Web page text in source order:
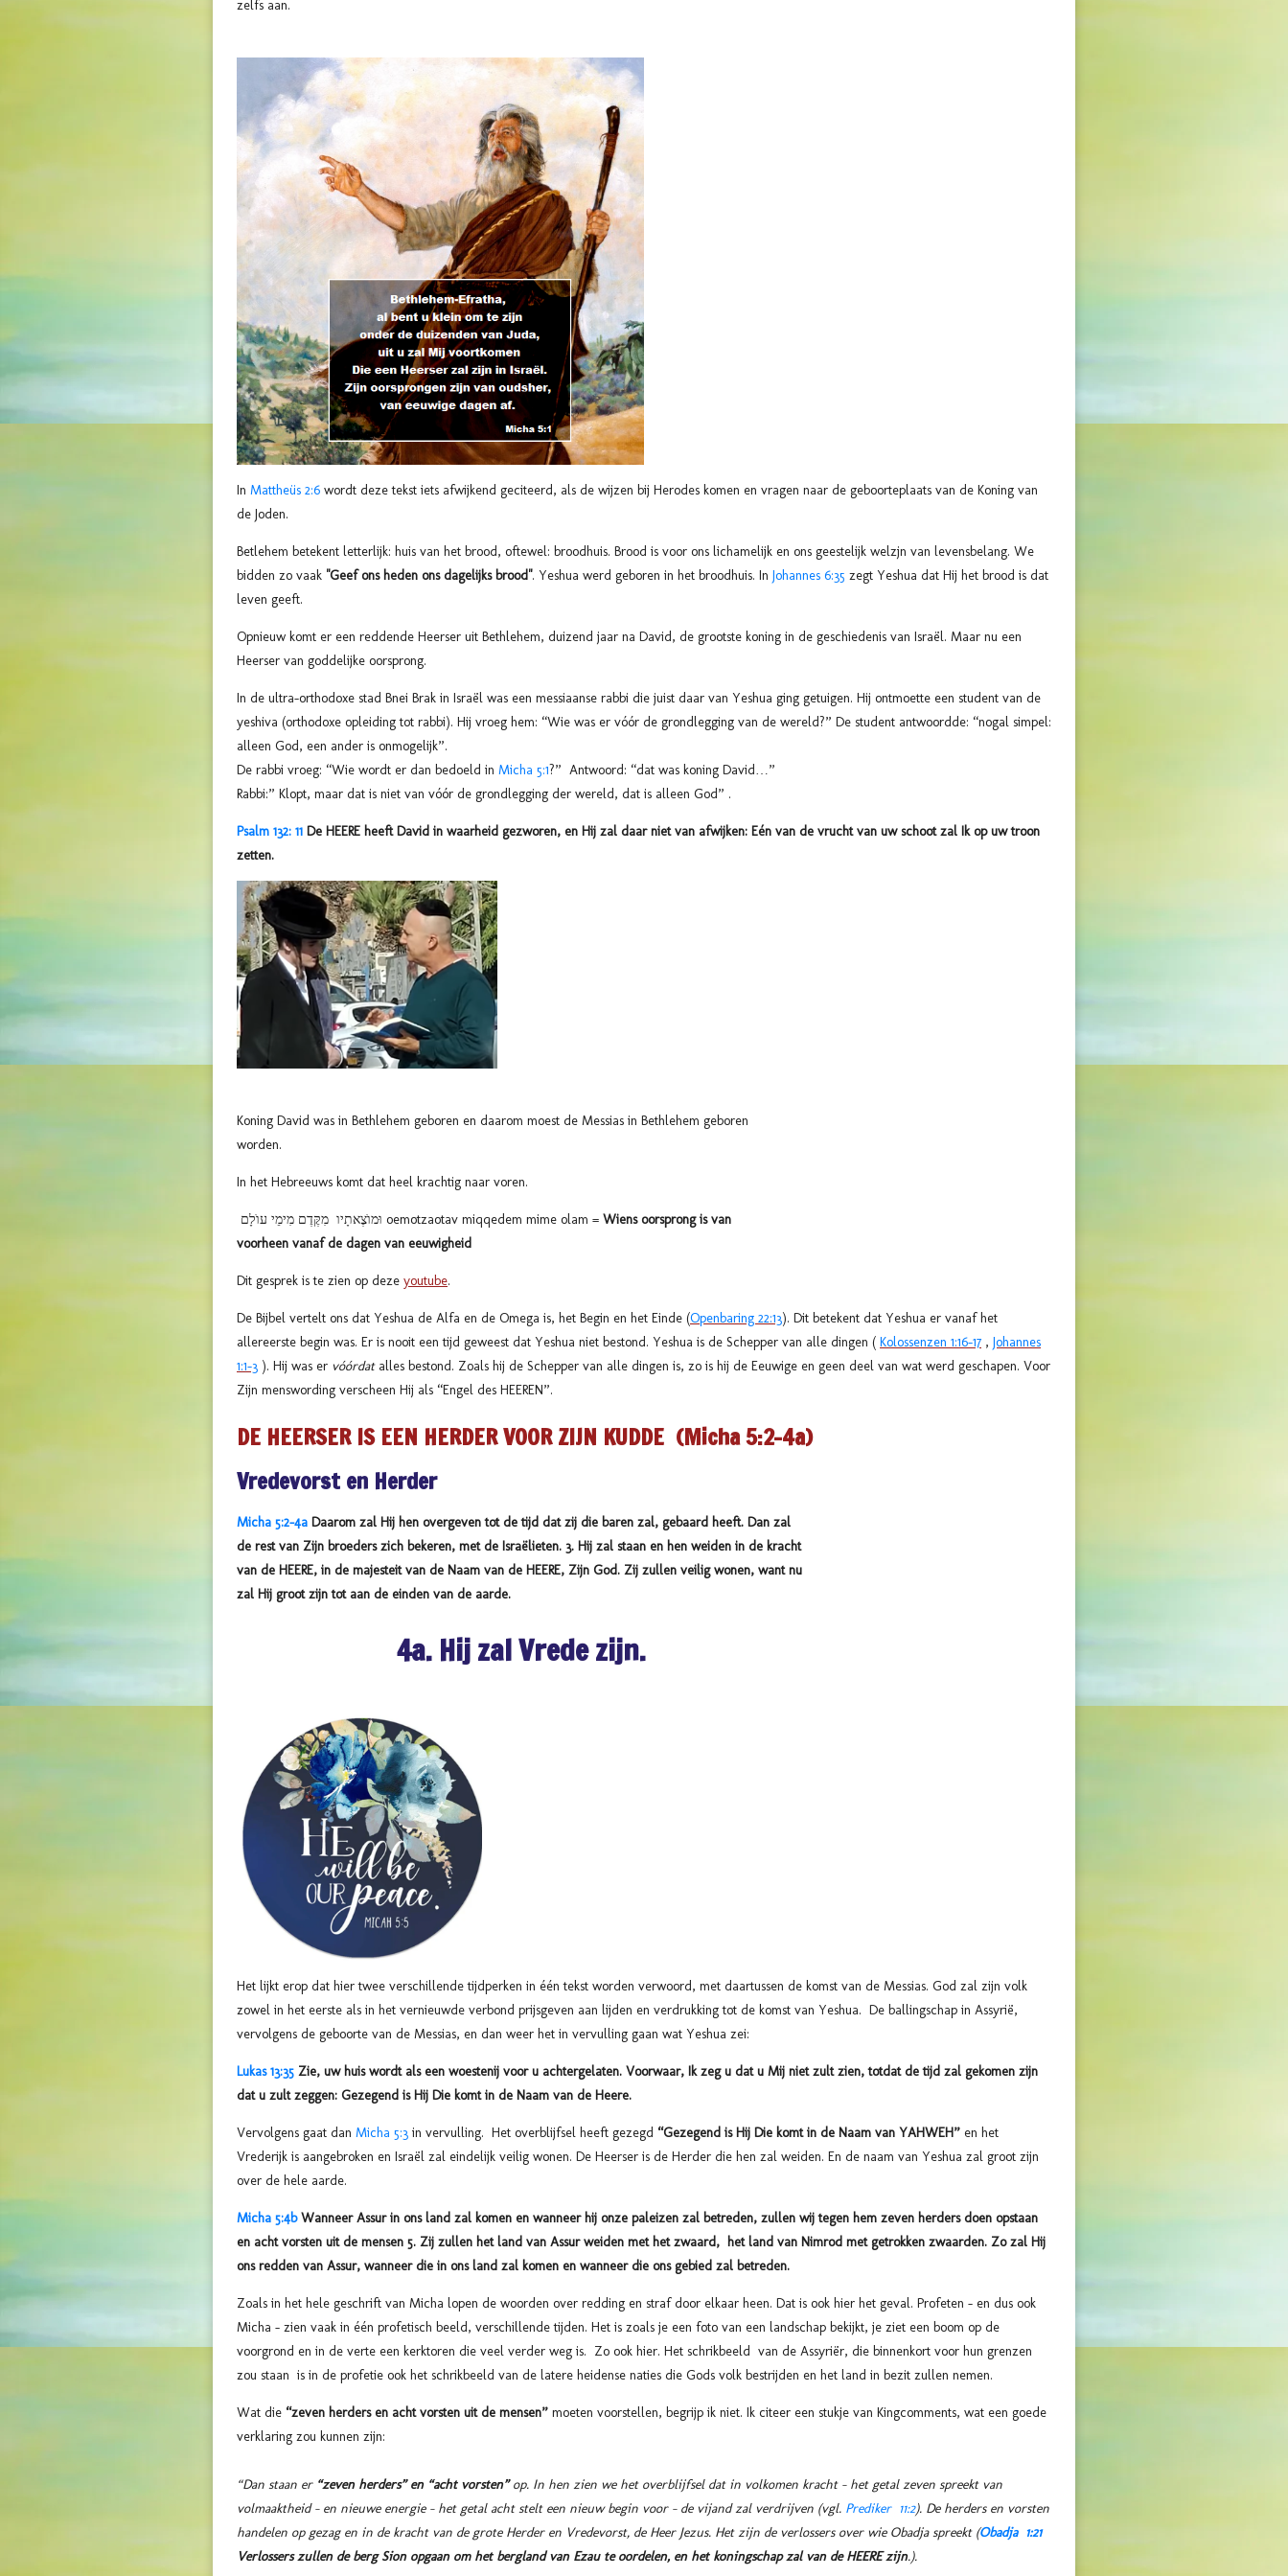
zelfs aan.
In Mattheüs 2:6 wordt deze tekst iets afwijkend geciteerd, als de wijzen bij Herodes komen en vragen naar de geboorteplaats van de Koning van
de Joden.
Betlehem betekent letterlijk: huis van het brood, oftewel: broodhuis. Brood is voor ons lichamelijk en ons geestelijk welzjn van levensbelang. We
bidden zo vaak "Geef ons heden ons dagelijks brood". Yeshua werd geboren in het broodhuis. In Johannes 6:35 zegt Yeshua dat Hij het brood is dat
leven geeft.
Opnieuw komt er een reddende Heerser uit Bethlehem, duizend jaar na David, de grootste koning in de geschiedenis van Israël. Maar nu een
Heerser van goddelijke oorsprong.
In de ultra-orthodoxe stad Bnei Brak in Israël was een messiaanse rabbi die juist daar van Yeshua ging getuigen. Hij ontmoette een student van de
yeshiva (orthodoxe opleiding tot rabbi). Hij vroeg hem: “Wie was er vóór de grondlegging van de wereld?” De student antwoordde: “nogal simpel:
alleen God, een ander is onmogelijk”.
De rabbi vroeg: “Wie wordt er dan bedoeld in Micha 5:1?” Antwoord: “dat was koning David…”
Rabbi:” Klopt, maar dat is niet van vóór de grondlegging der wereld, dat is alleen God” .
Psalm 132: 11 De HEERE heeft David in waarheid gezworen, en Hij zal daar niet van afwijken: Eén van de vrucht van uw schoot zal Ik op uw troon
zetten.
Koning David was in Bethlehem geboren en daarom moest de Messias in Bethlehem geboren
worden.
In het Hebreeuws komt dat heel krachtig naar voren.
וּמוֺצֶאתָיו מִקֶּדֶם מִימֵי עוֺלָם oemotzaotav miqqedem mime olam = Wiens oorsprong is van
voorheen vanaf de dagen van eeuwigheid
Dit gesprek is te zien op deze youtube.
De Bijbel vertelt ons dat Yeshua de Alfa en de Omega is, het Begin en het Einde (Openbaring 22:13). Dit betekent dat Yeshua er vanaf het
allereerste begin was. Er is nooit een tijd geweest dat Yeshua niet bestond. Yeshua is de Schepper van alle dingen ( Kolossenzen 1:16-17 , Johannes
1:1-3 ). Hij was er vóórdatalles bestond. Zoals hij de Schepper van alle dingen is, zo is hij de Eeuwige en geen deel van wat werd geschapen. Voor
Zijn menswording verscheen Hij als “Engel des HEEREN”.
DE HEERSER IS EEN HERDER VOOR ZIJN KUDDE (Micha 5:2-4a)
Vredevorst en Herder
Micha 5:2-4a Daarom zal Hij hen overgeven tot de tijd dat zij die baren zal, gebaard heeft. Dan zal
de rest van Zijn broeders zich bekeren, met de Israëlieten. 3. Hij zal staan en hen weiden in de kracht
van de HEERE, in de majesteit van de Naam van de HEERE, Zijn God. Zij zullen veilig wonen, want nu
zal Hij groot zijn tot aan de einden van de aarde.
4a. Hij zal Vrede zijn.
Het lijkt erop dat hier twee verschillende tijdperken in één tekst worden verwoord, met daartussen de komst van de Messias. God zal zijn volk
zowel in het eerste als in het vernieuwde verbond prijsgeven aan lijden en verdrukking tot de komst van Yeshua. De ballingschap in Assyrië,
vervolgens de geboorte van de Messias, en dan weer het in vervulling gaan wat Yeshua zei:
Lukas 13:35 Zie, uw huis wordt als een woestenij voor u achtergelaten. Voorwaar, Ik zeg u dat u Mij niet zult zien, totdat de tijd zal gekomen zijn
dat u zult zeggen: Gezegend is Hij Die komt in de Naam van de Heere.
Vervolgens gaat dan Micha 5:3 in vervulling. Het overblijfsel heeft gezegd “Gezegend is Hij Die komt in de Naam van YAHWEH” en het
Vrederijk is aangebroken en Israël zal eindelijk veilig wonen. De Heerser is de Herder die hen zal weiden. En de naam van Yeshua zal groot zijn
over de hele aarde.
Micha 5:4bWanneer Assur in ons land zal komen en wanneer hij onze paleizen zal betreden, zullen wij tegen hem zeven herders doen opstaan
en acht vorsten uit de mensen 5. Zij zullen het land van Assur weiden met het zwaard, het land van Nimrod met getrokken zwaarden. Zo zal Hij
ons redden van Assur, wanneer die in ons land zal komen en wanneer die ons gebied zal betreden.
Zoals in het hele geschrift van Micha lopen de woorden over redding en straf door elkaar heen. Dat is ook hier het geval. Profeten – en dus ook
Micha - zien vaak in één profetisch beeld, verschillende tijden. Het is zoals je een foto van een landschap bekijkt, je ziet een boom op de
voorgrond en in de verte een kerktoren die veel verder weg is. Zo ook hier. Het schrikbeeld van de Assyriër, die binnenkort voor hun grenzen
zou staan is in de profetie ook het schrikbeeld van de latere heidense naties die Gods volk bestrijden en het land in bezit zullen nemen.
Wat die “zeven herders en acht vorsten uit de mensen” moeten voorstellen, begrijp ik niet. Ik citeer een stukje van Kingcomments, wat een goede
verklaring zou kunnen zijn:
“Dan staan er “zeven herders” en “acht vorsten”op. In hen zien we het overblijfsel dat in volkomen kracht – het getal zeven spreekt van
volmaaktheid – en nieuwe energie – het getal acht stelt een nieuw begin voor – de vijand zal verdrijven (vgl. Prediker 11:2). De herders en vorsten
handelen op gezag en in de kracht van de grote Herder en Vredevorst, de Heer Jezus. Het zijn de verlossers over wie Obadja spreekt (Obadja 1:21
Verlossers zullen de berg Sion opgaan om het bergland van Ezau te oordelen, en het koningschap zal van de HEERE zijn.).